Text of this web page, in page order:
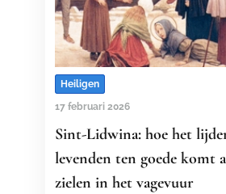
Heiligen
17 februari 2026
Sint-Lidwina: hoe het
levenden ten goede komt
zielen in het vagevuur